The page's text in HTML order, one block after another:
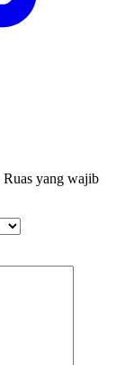
Ruas yang wajib